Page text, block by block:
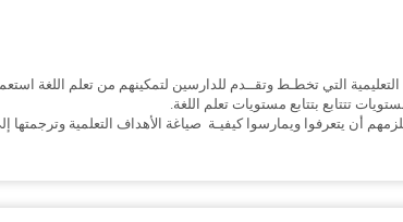
التي تخطـط وتقــدم للدارسين لتمكينهم من تعلم اللغة
تتتابع بتتابع مستويات تعلم اللغة.
أن يتعرفوا ويمارسوا كيفيـة صياغة الأهداف التعلمية